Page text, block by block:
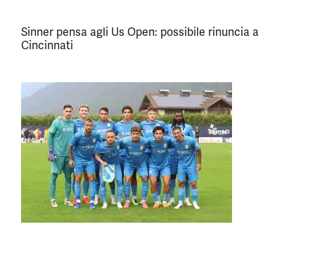
Sinner pensa agli Us Open: possibile rinuncia a
Cincinnati